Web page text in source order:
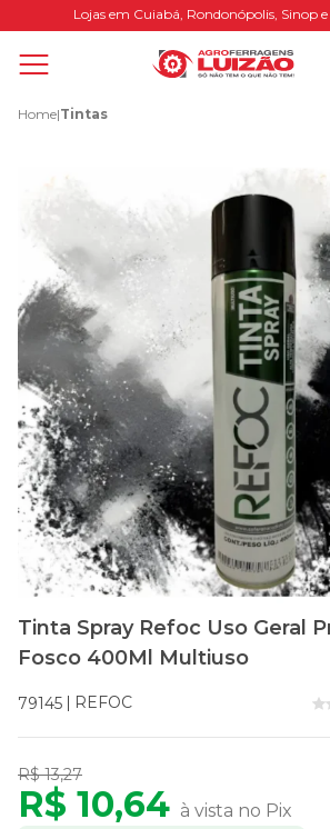
Lojas em Cuiabá, Rondonópolis, Sinop
Home|Tintas
Tinta Spray Refoc Uso Geral
Fosco 400Ml Multiuso
79145 REFOC
R$ 13,27
R$ 10,64 à vista no Pix